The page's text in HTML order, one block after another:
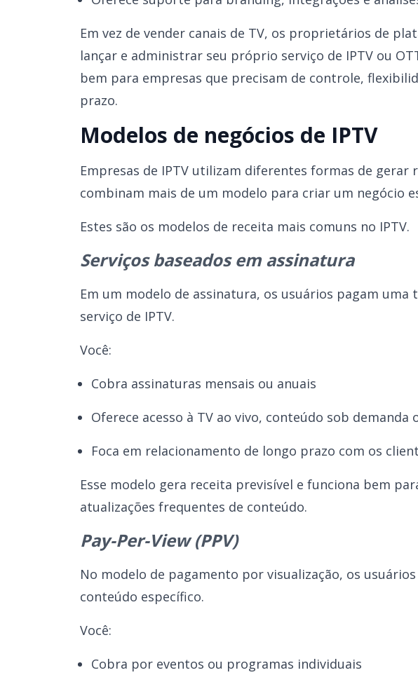
Em vez de vender canais de TV, os proprietários de
lançar e administrar seu próprio serviço de IPTV ou
bem para empresas que precisam de controle,
prazo.
Modelos de negócios de IPTV
Empresas de IPTV utilizam diferentes formas de gerar
combinam mais de um modelo para criar um negócio
Estes são os modelos de receita mais comuns no IPTV.
Serviços baseados em assinatura
Em um modelo de assinatura, os usuários pagam uma
serviço de IPTV.
Você:
Cobra assinaturas mensais ou anuais
Oferece acesso à TV ao vivo, conteúdo sob demanda
Foca em relacionamento de longo prazo com os
Esse modelo gera receita previsível e funciona bem
atualizações frequentes de conteúdo.
Pay-Per-View (PPV)
No modelo de pagamento por visualização, os
conteúdo específico.
Você:
Cobra por eventos ou programas individuais